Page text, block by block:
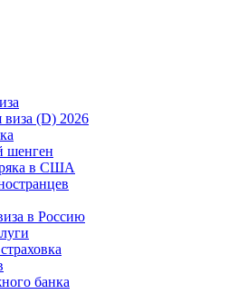
(D) 2026
шенген
в США
в Россию
банка